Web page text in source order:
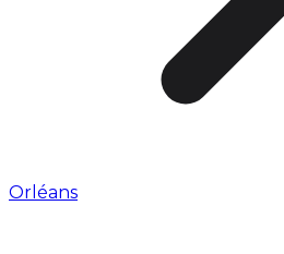
Orléans